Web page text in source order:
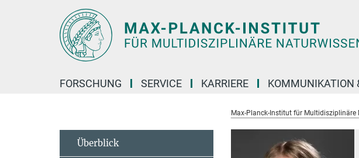
FORSCHUNG SERVICE KARRIERE KOMMUNIKATION
Max-Planck-Institut für Multidisziplinäre
Überblick